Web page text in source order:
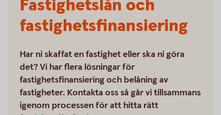
Fastighetslån och
fastighetsfinansiering
Har ni skaffat en fastighet eller ska ni göra
det? Vi har flera lösningar för
fastighetsfinansiering och belåning av
fastigheter. Kontakta oss så går vi tillsammans
igenom processen för att hitta rätt